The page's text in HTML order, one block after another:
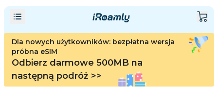
Dla nowych użytkowników: bezpłatna wersja
próbna eSIM
Odbierz darmowe 500MB na
następną podróż >>